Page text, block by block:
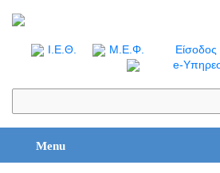
I.Ε.Θ. Μ.Ε.Φ.
e-
Menu